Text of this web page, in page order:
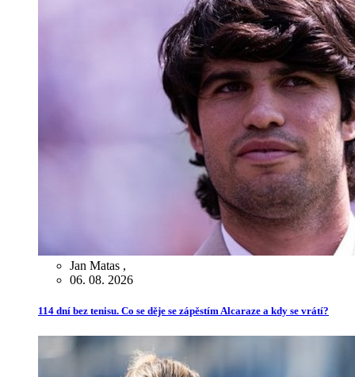
Jan Matas ,
06. 08. 2026
114 dní bez tenisu. Co se děje se zápěstím Alcaraze a kdy se vrátí?